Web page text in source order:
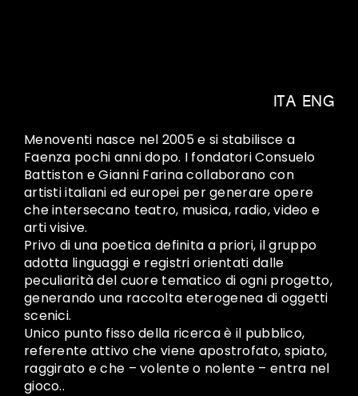
ITA/ ENG
Menoventi nasce nel 2005 e si stabilisce a
Faenza pochi anni dopo. I fondatori Consuelo
Battiston e Gianni Farina collaborano con
artisti italiani ed europei per generare opere
che intersecano teatro, musica, radio, video e
arti visive.
Privo di una poetica definita a priori, il gruppo
adotta linguaggi e registri orientati dalle
peculiarità del cuore tematico di ogni progetto,
generando una raccolta eterogenea di oggetti
scenici.
Unico punto fisso della ricerca è il pubblico,
referente attivo che viene apostrofato, spiato,
raggirato e che – volente o nolente – entra nel
gioco..